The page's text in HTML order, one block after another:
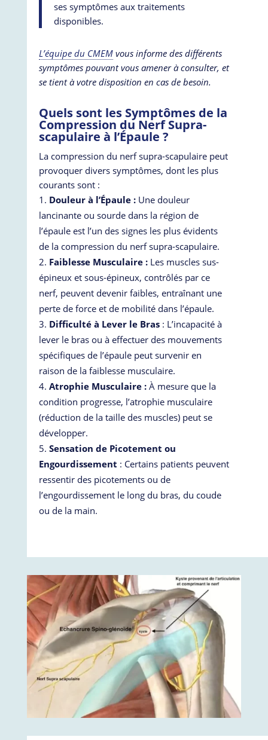
ses symptômes aux traitements
disponibles.
L’équipe du CMEMvous informe des différents
symptômes pouvant vous amener à consulter, et
se tient à votre disposition en cas de besoin.
Quels sont les Symptômes de la
Compression du Nerf Supra-
scapulaire à l’Épaule ?
La compression du nerf supra-scapulaire peut
provoquer divers symptômes, dont les plus
courants sont :
Douleur à l’Épaule :Une douleur
lancinante ou sourde dans la région de
l’épaule est l’un des signes les plus évidents
de la compression du nerf supra-scapulaire.
Faiblesse Musculaire :Les muscles sus-
épineux et sous-épineux, contrôlés par ce
nerf, peuvent devenir faibles, entraînant une
perte de force et de mobilité dans l’épaule.
Difficulté à Lever le Bras: L’incapacité à
lever le bras ou à effectuer des mouvements
spécifiques de l’épaule peut survenir en
raison de la faiblesse musculaire.
Atrophie Musculaire :À mesure que la
condition progresse, l’atrophie musculaire
(réduction de la taille des muscles) peut se
développer.
Sensation de Picotement ou
Engourdissement : Certains patients peuvent
ressentir des picotements ou de
l’engourdissement le long du bras, du coude
ou de la main.